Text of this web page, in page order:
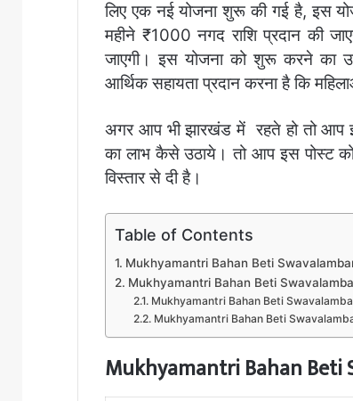
लिए एक नई योजना शुरू की गई है, इस
महीने ₹1000 नगद राशि प्रदान की
जाएगी। इस योजना को शुरू करने का
आर्थिक सहायता प्रदान करना है कि
अगर आप भी झारखंड में रहते हो तो आप
का लाभ कैसे उठाये। तो आप इस पोस्ट
विस्तार से दी है।
Table of Contents
Mukhyamantri Bahan Beti
Mukhyamantri Bahan Beti
Mukhyamantri Bahan Beti
Mukhyamantri Bahan Beti
Mukhyamantri Bahan Beti